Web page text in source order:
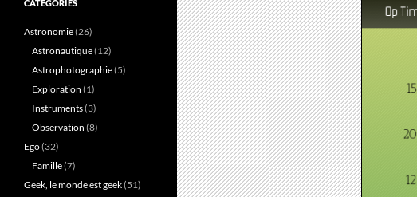
CATÉGORIES
Astronomie(26)
Astronautique(12)
Astrophotographie(5)
Exploration (1)
Instruments(3)
Observation (8)
Ego(32)
Famille(7)
Geek, le monde est geek(51)